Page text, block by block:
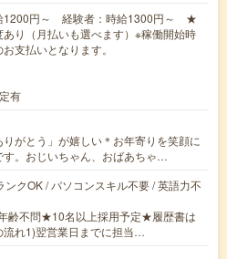
1200円～ 経験者：時給1300円～ ★
あり（月払いも選べます）※稼働開始時
支払いとなります。
有
りがとう」が嬉しい＊お年寄りを笑顔に
す。おじいちゃん、おばあちゃ…
ンクOK / パソコンスキル不要 / 英語力不
齢不問★10名以上採用予定★履歴書は
れ1)翌営業日までに担当…